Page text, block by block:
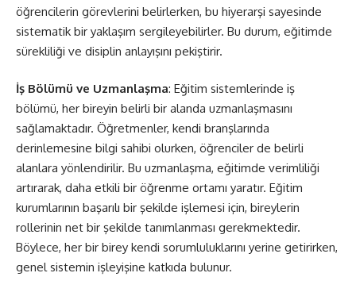
öğrencilerin görevlerini belirlerken, bu hiyerarşi sayesinde
sistematik bir yaklaşım sergileyebilirler. Bu durum, eğitimde
sürekliliği ve disiplin anlayışını pekiştirir.
İş Bölümü ve Uzmanlaşma: Eğitim sistemlerinde iş
bölümü, her bireyin belirli bir alanda uzmanlaşmasını
sağlamaktadır. Öğretmenler, kendi branşlarında
derinlemesine bilgi sahibi olurken, öğrenciler de belirli
alanlara yönlendirilir. Bu uzmanlaşma, eğitimde verimliliği
artırarak, daha etkili bir öğrenme ortamı yaratır. Eğitim
kurumlarının başarılı bir şekilde işlemesi için, bireylerin
rollerinin net bir şekilde tanımlanması gerekmektedir.
Böylece, her bir birey kendi sorumluluklarını yerine getirirken,
genel sistemin işleyişine katkıda bulunur.